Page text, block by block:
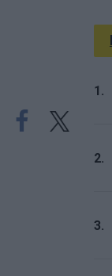
1.
2.
3.